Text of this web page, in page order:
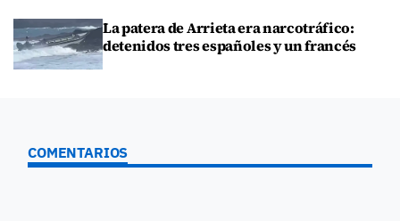
La patera de Arrieta era narcotráfico:
detenidos tres españoles y un francés
COMENTARIOS